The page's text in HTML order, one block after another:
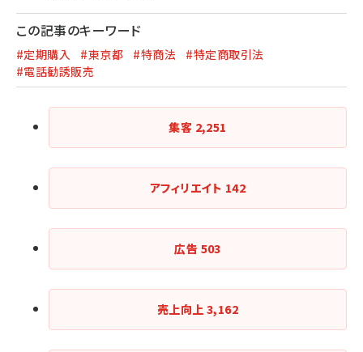
この記事のキーワード
#定期購入 #東京都 #特商法
#特定商取引法
#電話勧誘販売
集客 2,251
アフィリエイト 142
広告 503
売上向上 3,162